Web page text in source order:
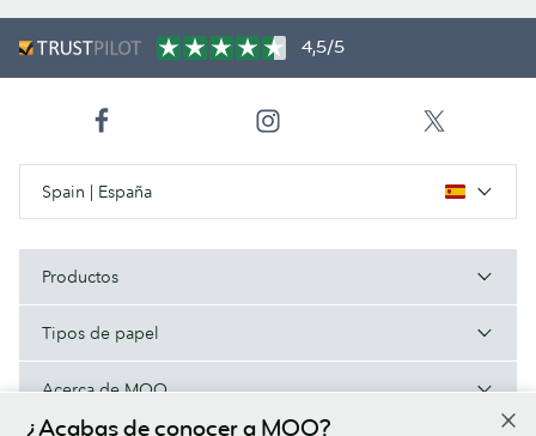
¿Acabas de conocer a MOO?
4,5/5
Spain | España
Productos
Tipos de papel
Acerca de MOO